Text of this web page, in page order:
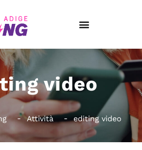
video
Attività editing video